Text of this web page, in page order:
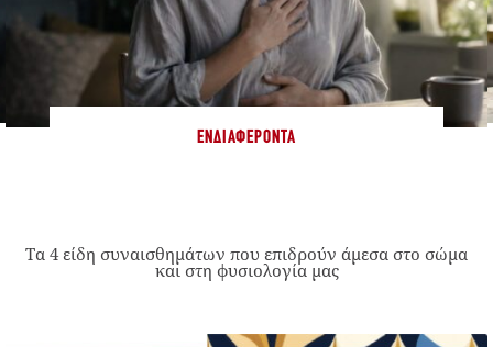
ΕΝΔΙΑΦΈΡΟΝΤΑ
Τα 4 είδη συναισθημάτων που επιδρούν άμεσα στο σώμα
και στη φυσιολογία μας